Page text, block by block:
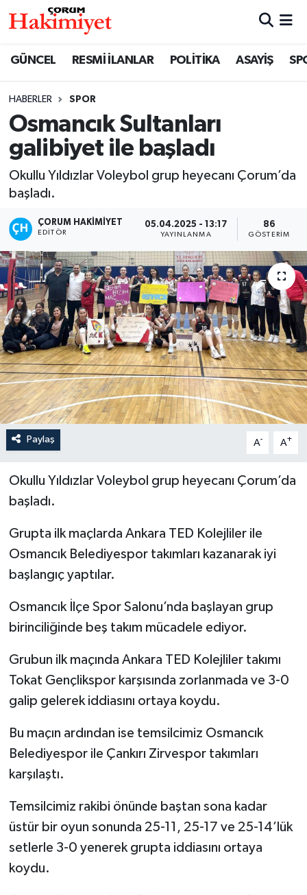
GÜNCEL RESMİ İLANLAR POLİTİKA ASAYİŞ
HABERLER SPOR
Osmancık Sultanları
galibiyet ile başladı
Okullu Yıldızlar Voleybol grup heyecanı Çorum’da
başladı.
ÇORUM HAKIMIYET
EDITÖR
05.04.2025 - 13:17
YAYINLANMA
86
GÖSTERIM
Paylaş A- A+
Okullu Yıldızlar Voleybol grup heyecanı Çorum’da
başladı.
Grupta ilk maçlarda Ankara TED Kolejliler ile
Osmancık Belediyespor takımları kazanarak iyi
başlangıç yaptılar.
Osmancık İlçe Spor Salonu’nda başlayan grup
birinciliğinde beş takım mücadele ediyor.
Grubun ilk maçında Ankara TED Kolejliler takımı
Tokat Gençlikspor karşısında zorlanmada ve 3-0
galip gelerek iddiasını ortaya koydu.
Bu maçın ardından ise temsilcimiz Osmancık
Belediyespor ile Çankırı Zirvespor takımları
karşılaştı.
Temsilcimiz rakibi önünde baştan sona kadar
üstür bir oyun sonunda 25-11, 25-17 ve 25-14’lük
setlerle 3-0 yenerek grupta iddiasını ortaya
koydu.
SAĞLIK
ASAYİŞ
EKONOMİ
GÜNCEL
AKTÜEL
EĞİTİM
İLÇELER
OTOPARK
TEKNOLOJİ
Nöbetçi Eczaneler
Çorum Namaz Vakitleri
Trafik Durumu
Süper Lig Puan Durumu ve Fikstür
Tüm Manşetler
Son Dakika Haberleri
Haber Arşivi